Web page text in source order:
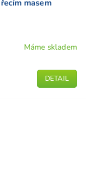
masem
Máme skladem
DETAIL